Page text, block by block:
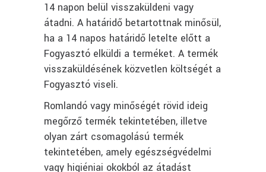
14 napon belül visszaküldeni vagy
átadni. A határidő betartottnak minősül,
ha a 14 napos határidő letelte előtt a
Fogyasztó elküldi a terméket. A termék
visszaküldésének közvetlen költségét a
Fogyasztó viseli.
Romlandó vagy minőségét rövid ideig
megőrző termék tekintetében, illetve
olyan zárt csomagolású termék
tekintetében, amely egészségvédelmi
vagy higiéniai okokból az átadást